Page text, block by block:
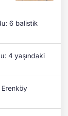
6 balistik
4 yaşındaki
Erenköy